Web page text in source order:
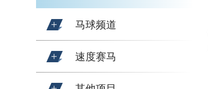
马球频道
速度赛马